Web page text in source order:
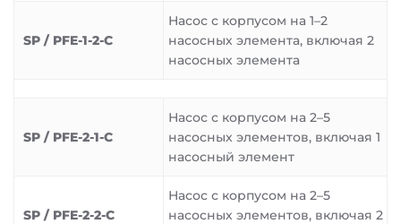
SP / PFE-1-2-C
Насос с корпусом на 1–2
насосных элемента, включая 2
насосных элемента
SP / PFE-2-1-C
Насос с корпусом на 2–5
насосных элементов, включая 1
насосный элемент
SP / PFE-2-2-C
Насос с корпусом на 2–5
насосных элементов, включая 2